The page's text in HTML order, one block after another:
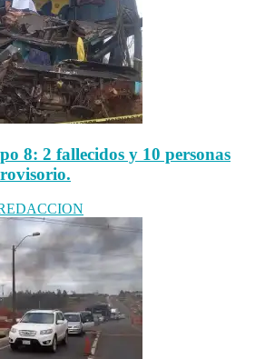
8: 2 fallecidos y 10 personas